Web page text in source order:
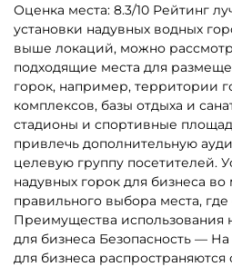
Оценка места: 8.3/10 Рейтинг
установки надувных водных
выше локаций, можно
подходящие места для
горок, например, территории
комплексов, базы отдыха и
стадионы и спортивные
привлечь дополнительную
целевую группу посетителей.
надувных горок для бизнеса во
правильного выбора места,
Преимущества использования
для бизнеса Безопасность —
для бизнеса распространяются